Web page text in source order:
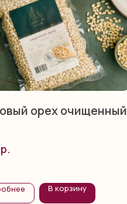
орех очищенный
р.
В корзину